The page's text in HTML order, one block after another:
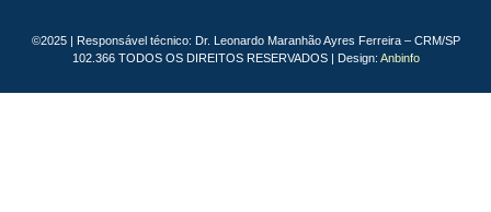
©2025 | Responsável técnico: Dr. Leonardo Maranhão Ayres Ferreira – CRM/SP
102.366 TODOS OS DIREITOS RESERVADOS | Design: Anbinfo